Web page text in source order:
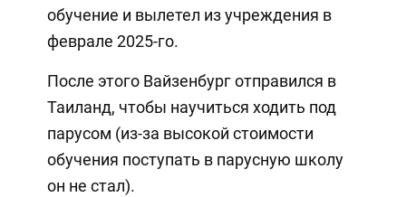
обучение и вылетел из учреждения в
феврале 2025-го.
После этого Вайзенбург отправился в
Таиланд, чтобы научиться ходить под
парусом (из-за высокой стоимости
обучения поступать в парусную школу
он не стал).